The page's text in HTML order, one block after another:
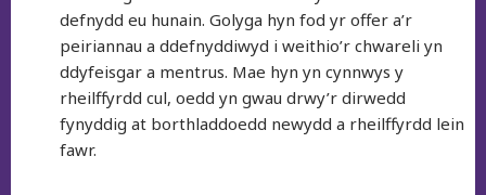
defnydd eu hunain. Golyga hyn fod yr offer a’r
peiriannau a ddefnyddiwyd i weithio’r chwareli yn
ddyfeisgar a mentrus. Mae hyn yn cynnwys y
rheilffyrdd cul, oedd yn gwau drwy’r dirwedd
fynyddig at borthladdoedd newydd a rheilffyrdd lein
fawr.